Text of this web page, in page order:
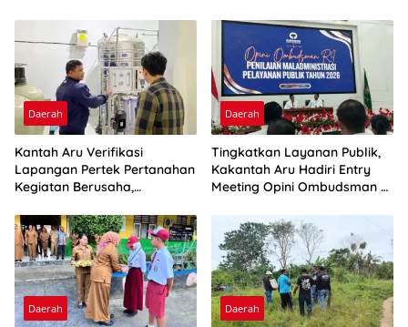
Daerah
Kantah Aru Verifikasi
Lapangan Pertek Pertanahan
Kegiatan Berusaha,
Daerah
Tingkatkan Layanan Publik,
Kakantah Aru Hadiri Entry
Meeting Opini Ombudsman RI
Daerah Daerah